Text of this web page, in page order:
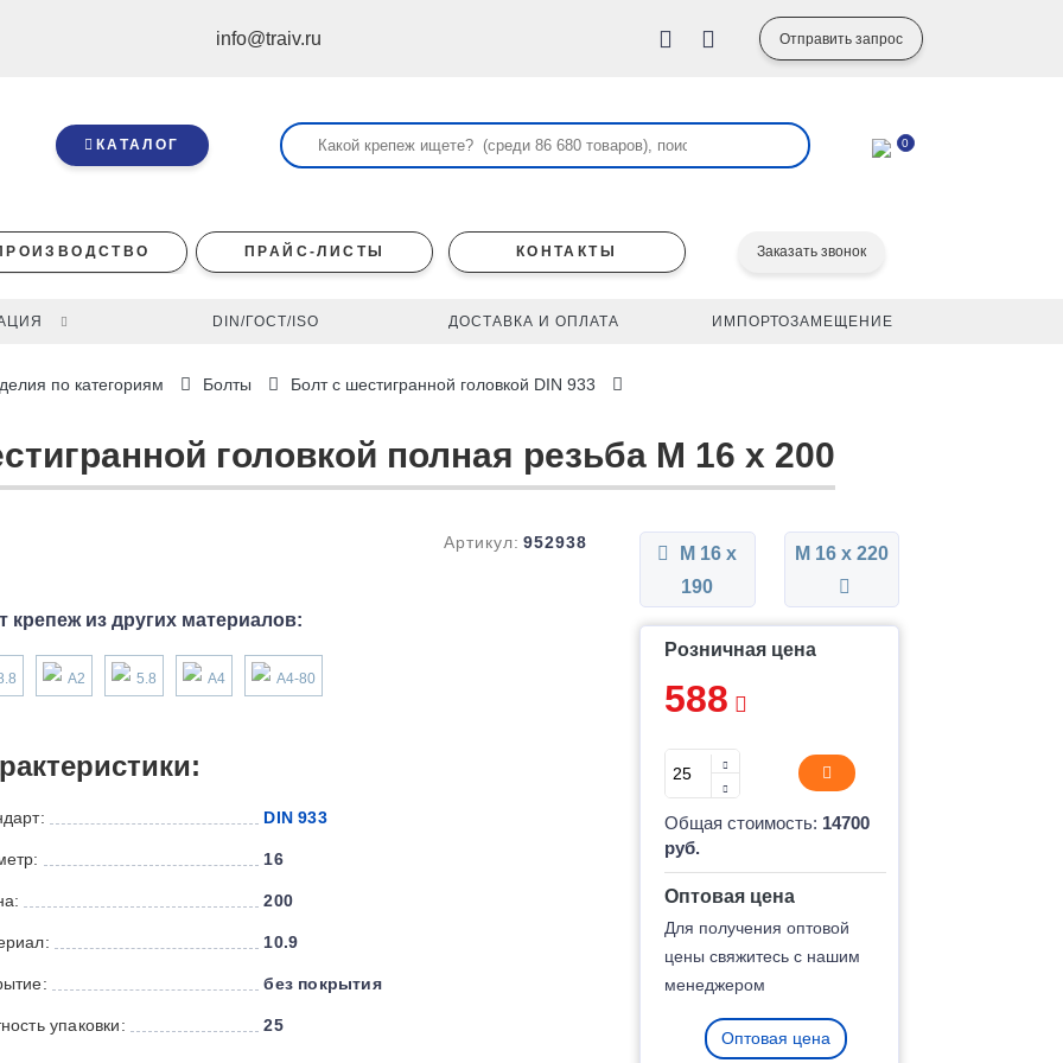
info@traiv.ru Отправить запрос
КАТАЛОГ 0
ПРАЙС-ЛИСТЫ КОНТАКТЫ Заказать звонок
DIN/ГОСТ/ISO ДОСТАВКА И ОПЛАТА ИМПОРТОЗАМЕЩЕНИЕ
по категориям Болты Болт с шестигранной головкой DIN 933
головкой полная резьба M 16 x 200
Артикул: 952938
крепеж из других материалов:
А2 5.8 А4 А4-80
DIN 933
16
200
10.9
без покрытия
упаковки: 25
М 16 x
190
М 16 x 220
Розничная цена
588
Общая стоимость: 14700
руб.
Оптовая цена
Для получения оптовой
цены свяжитесь с нашим
менеджером
Оптовая цена